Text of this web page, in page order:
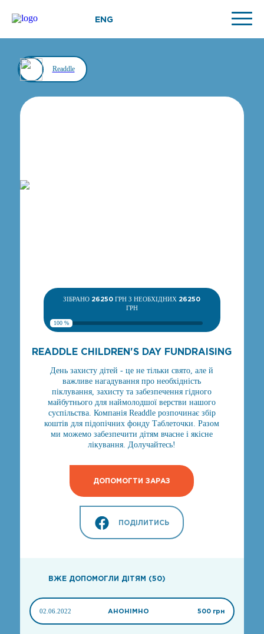
ENG
Readdle
ЗІБРАНО 26250 ГРН З НЕОБХІДНИХ 26250
ГРН
100 %
READDLE CHILDREN'S DAY FUNDRAISING
День захисту дітей - це не тільки свято, але й
важливе нагадування про необхідність
піклування, захисту та забезпечення гідного
майбутнього для наймолодшої верстви нашого
суспільства. Компанія Readdle розпочинає збір
коштів для підопічних фонду Таблеточки. Разом
ми можемо забезпечити дітям вчасне і якісне
лікування. Долучайтесь!
ДОПОМОГТИ ЗАРАЗ
ПОДІЛИТИСЬ
ВЖЕ ДОПОМОГЛИ ДІТЯМ (50)
02.06.2022 АНОНІМНО 500 грн